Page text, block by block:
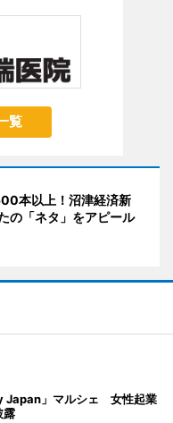
覧
本以上！沼津経済新
の「ネタ」をアピール
Japan」マルシェ 女性起業
露